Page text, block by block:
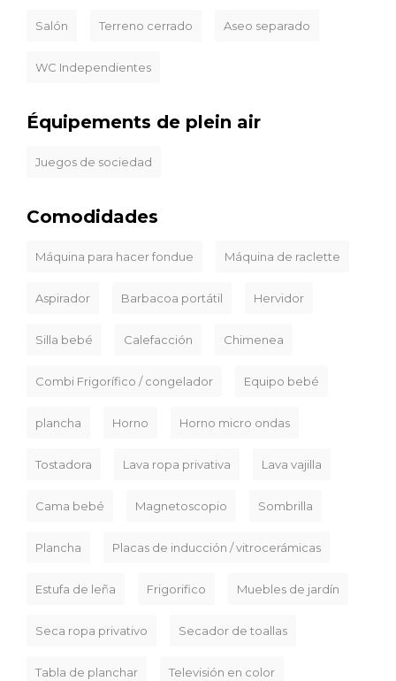
Salón Terreno cerrado Aseo separado
WC Independientes
Équipements de plein air
Juegos de sociedad
Comodidades
Máquina para hacer fondue Máquina de raclette
Aspirador Barbacoa portátil Hervidor
Silla bebé Calefacción Chimenea
Combi Frigorífico / congelador Equipo bebé
plancha Horno Horno micro ondas
Tostadora Lava ropa privativa Lava vajilla
Cama bebé Magnetoscopio Sombrilla
Plancha Placas de inducción / vitrocerámicas
Estufa de leña Frigorifico Muebles de jardín
Seca ropa privativo Secador de toallas
Tabla de planchar Televisión en color